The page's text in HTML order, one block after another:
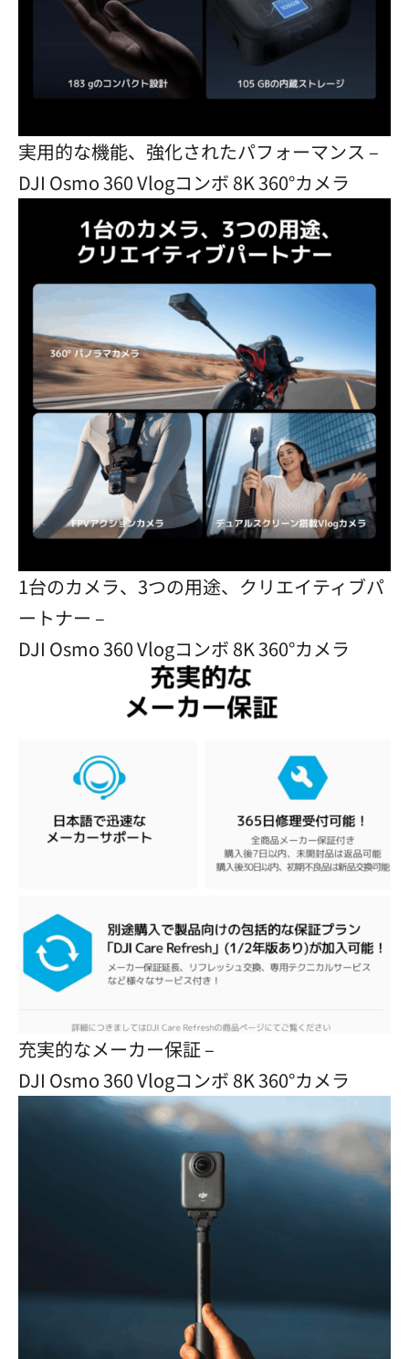
実用的な機能、強化されたパフォーマンス –
DJI Osmo 360 Vlogコンボ 8K 360°カメラ
1台のカメラ、3つの用途、クリエイティブパ
ートナー –
DJI Osmo 360 Vlogコンボ 8K 360°カメラ
充実的なメーカー保証 –
DJI Osmo 360 Vlogコンボ 8K 360°カメラ